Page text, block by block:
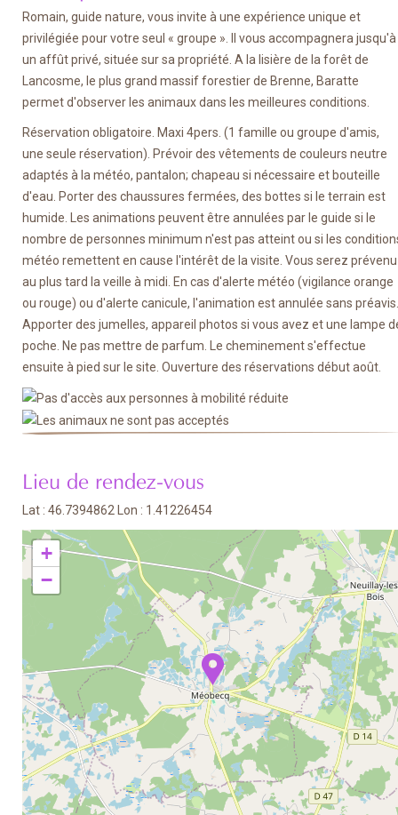
Romain, guide nature, vous invite à une expérience unique et
privilégiée pour votre seul « groupe ». Il vous accompagnera jusqu'à
un affût privé, située sur sa propriété. A la lisière de la forêt de
Lancosme, le plus grand massif forestier de Brenne, Baratte
permet d'observer les animaux dans les meilleures conditions.
Réservation obligatoire. Maxi 4pers. (1 famille ou groupe d'amis,
une seule réservation). Prévoir des vêtements de couleurs neutre
adaptés à la météo, pantalon; chapeau si nécessaire et bouteille
d'eau. Porter des chaussures fermées, des bottes si le terrain est
humide. Les animations peuvent être annulées par le guide si le
nombre de personnes minimum n'est pas atteint ou si les
météo remettent en cause l'intérêt de la visite. Vous serez prévenu
au plus tard la veille à midi. En cas d'alerte météo (vigilance orange
ou rouge) ou d'alerte canicule, l'animation est annulée sans préavis.
Apporter des jumelles, appareil photos si vous avez et une lampe
poche. Ne pas mettre de parfum. Le cheminement s'effectue
ensuite à pied sur le site. Ouverture des réservations début août.
Lieu de rendez-vous
Lat : 46.7394862 Lon : 1.41226454
+
−